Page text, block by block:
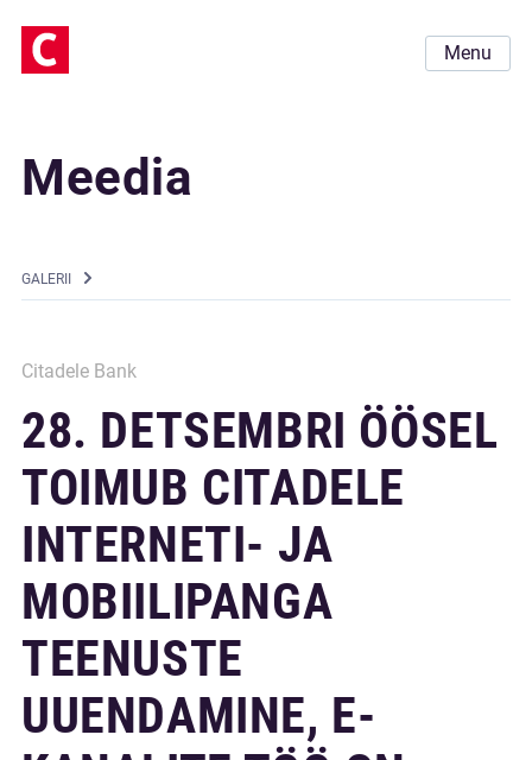
Menu
Meedia
GALERII
Citadele Bank
28. DETSEMBRI ÖÖSEL
TOIMUB CITADELE
INTERNETI- JA
MOBIILIPANGA
TEENUSTE
UUENDAMINE, E-